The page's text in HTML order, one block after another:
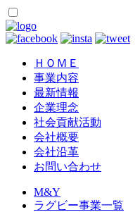
ＨＯＭＥ
事業内容
最新情報
企業理念
社会貢献活動
会社概要
会社沿革
お問い合わせ
M&Y
ラグビー事業一覧